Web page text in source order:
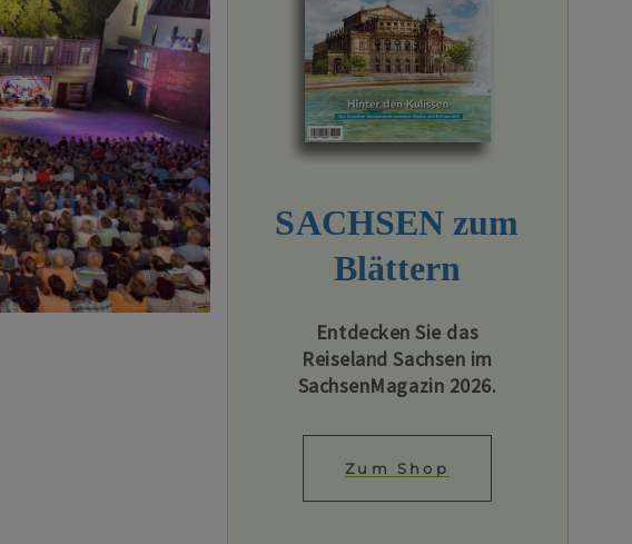
SACHSEN zum
Blättern
Entdecken Sie das
Reiseland Sachsen im
SachsenMagazin 2026.
Zum Shop